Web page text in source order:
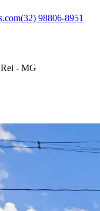
(32) 98806-8951
- MG